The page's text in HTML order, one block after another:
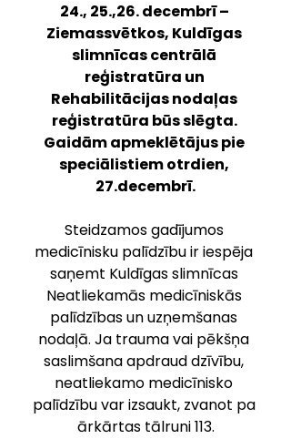
24., 25.,26. decembrī –
Ziemassvētkos, Kuldīgas
slimnīcas centrālā
reģistratūra un
Rehabilitācijas nodaļas
reģistratūra būs slēgta.
Gaidām apmeklētājus pie
speciālistiem otrdien,
27.decembrī.
Steidzamos gadījumos
medicīnisku palīdzību ir iespēja
saņemt Kuldīgas slimnīcas
Neatliekamās medicīniskās
palīdzības un uzņemšanas
nodaļā. Ja trauma vai pēkšņa
saslimšana apdraud dzīvību,
neatliekamo medicīnisko
palīdzību var izsaukt, zvanot pa
ārkārtas tālruni 113.